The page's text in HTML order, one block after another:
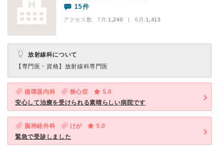
15件
アクセス数 7月:1,240 | 6月:1,413
放射線科について
【専門医・資格】 放射線科専門医
循環器内科 狭心症
5.0
安心して治療を受けられる素晴らしい病院です
脳神経外科 けが
5.0
緊急で受診しました